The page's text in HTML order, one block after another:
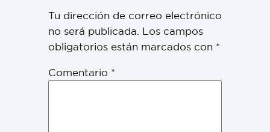
Tu dirección de correo electrónico
no será publicada. Los campos
obligatorios están marcados con *
Comentario *